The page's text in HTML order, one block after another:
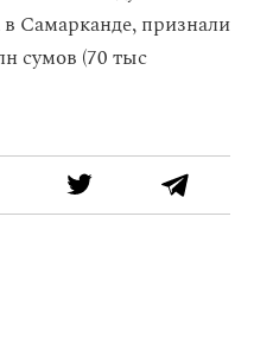
Самарканде, признали
сумов (70 тыс